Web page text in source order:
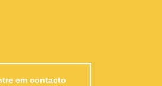
em contacto